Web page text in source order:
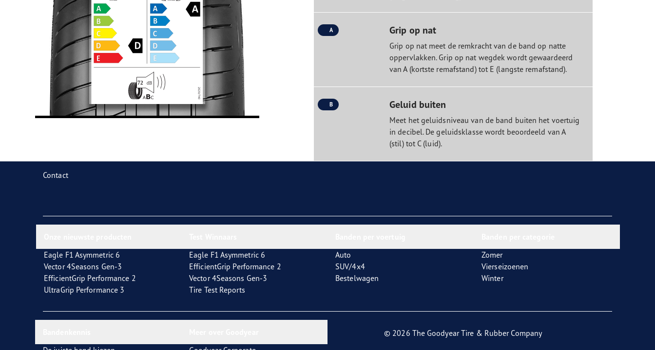
A Grip op nat
Grip op nat meet de remkracht van de band op natte
oppervlakken. Grip op nat wegdek wordt gewaardeerd
van A (kortste remafstand) tot E (langste remafstand).
B Geluid buiten
Meet het geluidsniveau van de band buiten het voertuig
in decibel. De geluidsklasse wordt beoordeeld van A
(stil) tot C (luid).
Contact
Eagle F1 Asymmetric 6
Vector 4Seasons Gen-3
EfficientGrip Performance 2
UltraGrip Performance 3
Eagle F1 Asymmetric 6
EfficientGrip Performance 2
Vector 4Seasons Gen-3
Tire Test Reports
Auto
SUV/4x4
Bestelwagen
Zomer
Vierseizoenen
Winter
© 2026 The Goodyear Tire & Rubber Company